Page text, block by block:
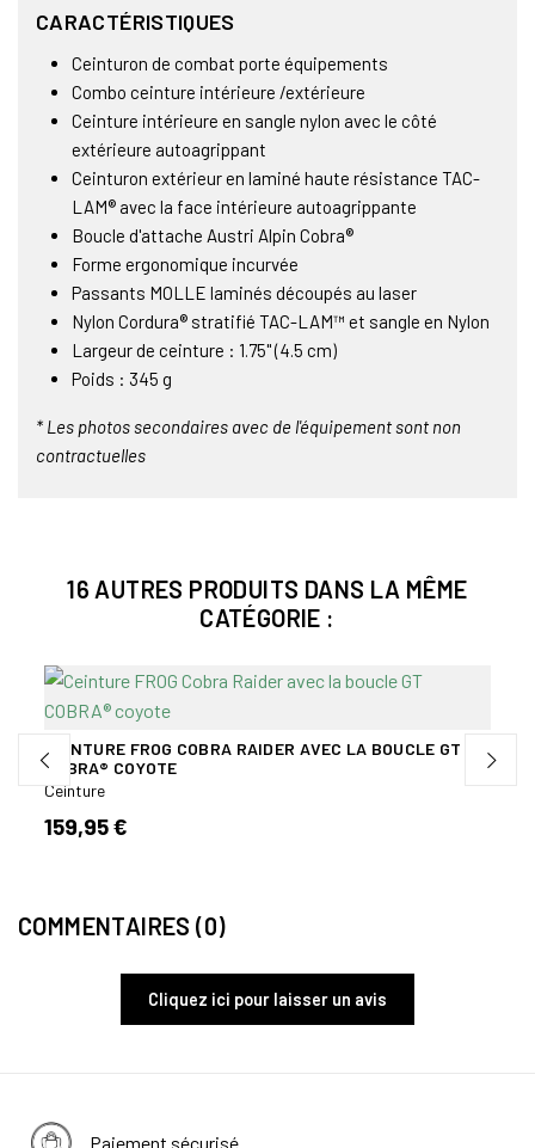
CARACTÉRISTIQUES
Ceinturon de combat porte équipements
Combo ceinture intérieure /extérieure
Ceinture intérieure en sangle nylon avec le côté
extérieure autoagrippant
Ceinturon extérieur en laminé haute résistance TAC-
LAM® avec la face intérieure autoagrippante
Boucle d'attache Austri Alpin Cobra®
Forme ergonomique incurvée
Passants MOLLE laminés découpés au laser
Nylon Cordura® stratifié TAC-LAM™ et sangle en Nylon
Largeur de ceinture : 1.75" (4.5 cm)
Poids : 345 g
* Les photos secondaires avec de l'équipement sont non
contractuelles
16 AUTRES PRODUITS DANS LA MÊME
CATÉGORIE :
CEINTURE FROG COBRA RAIDER AVEC LA BOUCLE GT
COBRA® COYOTE
Ceinture
159,95 €
COMMENTAIRES (0)
Cliquez ici pour laisser un avis
Paiement sécurisé